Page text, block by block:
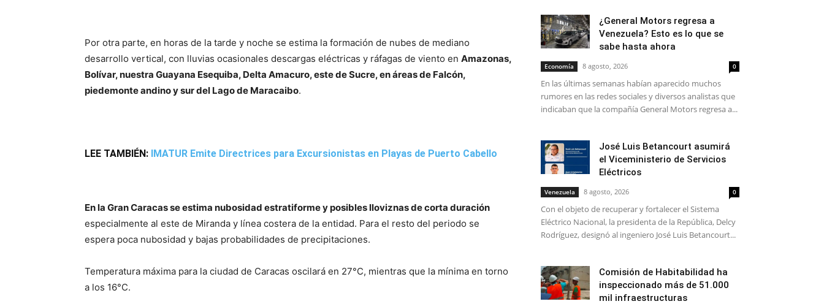
Por otra parte, en horas de la tarde y noche se estima la formación de nubes de mediano
desarrollo vertical, con lluvias ocasionales descargas eléctricas y ráfagas de viento en Amazonas,
Bolívar, nuestra Guayana Esequiba, Delta Amacuro, este de Sucre, en áreas de Falcón,
piedemonte andino y sur del Lago de Maracaibo.
LEE TAMBIÉN: IMATUR Emite Directrices para Excursionistas en Playas de Puerto Cabello
En la Gran Caracas se estima nubosidad estratiforme y posibles lloviznas de corta duración
especialmente al este de Miranda y línea costera de la entidad. Para el resto del periodo se
espera poca nubosidad y bajas probabilidades de precipitaciones.
Temperatura máxima para la ciudad de Caracas oscilará en 27°C, mientras que la mínima en torno
a los 16°C.
¿General Motors regresa a
Venezuela? Esto es lo que se
sabe hasta ahora
Economía 8 agosto, 2026 0
En las últimas semanas habían aparecido muchos
rumores en las redes sociales y diversos analistas que
indicaban que la compañía General Motors regresa a...
José Luis Betancourt asumirá
el Viceministerio de Servicios
Eléctricos
Venezuela 8 agosto, 2026 0
Con el objeto de recuperar y fortalecer el Sistema
Eléctrico Nacional, la presidenta de la República, Delcy
Rodríguez, designó al ingeniero José Luis Betancourt...
Comisión de Habitabilidad ha
inspeccionado más de 51.000
mil infraestructuras